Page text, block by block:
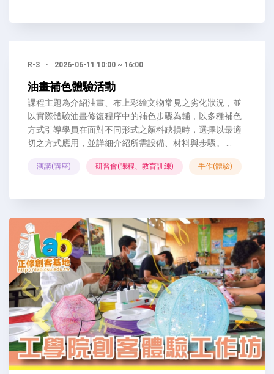
R-3 · 2026-06-11 10:00 ~ 16:00
油畫補色體驗活動
課程主題為介紹油畫、布上彩繪文物常見之劣化狀況，並
以實際體驗油畫修復程序中的補色步驟為輔，以多種補色
方式引導學員在面對不同形式之顏料缺損時，選擇以最適
切之方式應用，並詳細介紹所需設備、材料與步驟。 ...
演講(講座) 研習會(課程、教育訓練) 手作(體驗)